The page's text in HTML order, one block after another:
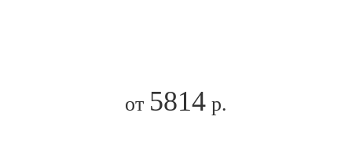
от 5814 р.